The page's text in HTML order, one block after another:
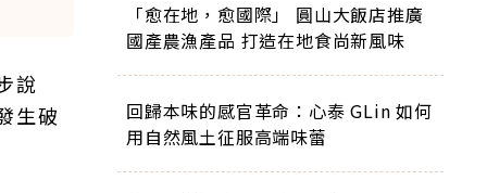
說
生破
「愈在地，愈國際」 圓山大飯店推廣
國產農漁產品 打造在地食尚新風味
回歸本味的感官革命：心泰 GLin 如何
用自然風土征服高端味蕾